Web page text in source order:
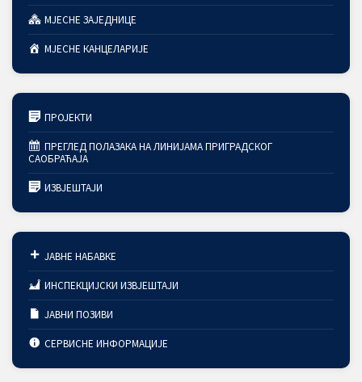
МЈЕСНЕ ЗАЈЕДНИЦЕ
МЈЕСНЕ КАНЦЕЛАРИЈЕ
ПРОЈЕКТИ
ПРЕГЛЕД ПОЛАЗАКА НА ЛИНИЈАМА ПРИГРАДСКОГ
САОБРАЋАЈА
ИЗВЈЕШТАЈИ
ЈАВНЕ НАБАВКЕ
ИНСПЕКЦИЈСКИ ИЗВЈЕШТАЈИ
ЈАВНИ ПОЗИВИ
СЕРВИСНЕ ИНФОРМАЦИЈЕ